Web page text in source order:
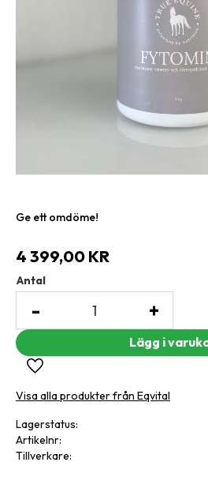
4 399,00KR
Antal
+
-
Lägg till i favoriter
Lagerstatus
Artikelnr
Tillverkare
Visa alla produkter från Eqvital
Ge ett omdöme!